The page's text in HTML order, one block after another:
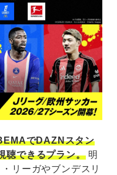
でDAZNスタン
聴できるプラン。明
リーガやブンデスリ